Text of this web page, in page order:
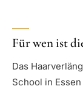
Für wen ist
Das
School in